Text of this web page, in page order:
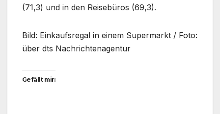
(71,3) und in den Reisebüros (69,3).
Bild: Einkaufsregal in einem Supermarkt / Foto:
über dts Nachrichtenagentur
Gefällt mir: